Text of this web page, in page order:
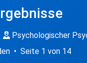
Psychologischer
• Seite 1 von 14